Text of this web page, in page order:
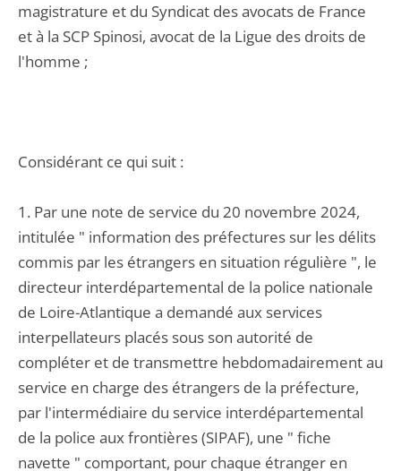
magistrature et du Syndicat des avocats de France
et à la SCP Spinosi, avocat de la Ligue des droits de
l'homme ;
Considérant ce qui suit :
1. Par une note de service du 20 novembre 2024,
intitulée " information des préfectures sur les délits
commis par les étrangers en situation régulière ", le
directeur interdépartemental de la police nationale
de Loire-Atlantique a demandé aux services
interpellateurs placés sous son autorité de
compléter et de transmettre hebdomadairement au
service en charge des étrangers de la préfecture,
par l'intermédiaire du service interdépartemental
de la police aux frontières (SIPAF), une " fiche
navette " comportant, pour chaque étranger en